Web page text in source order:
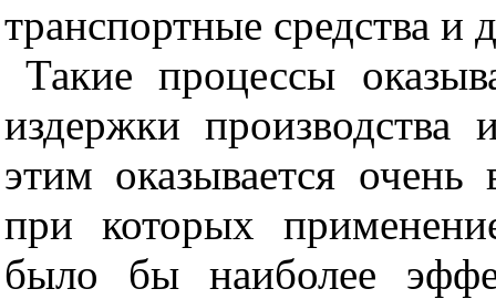
транспортные средства и
Такие процессы
издержки производства
этим оказывается
при которых
было бы наиболее